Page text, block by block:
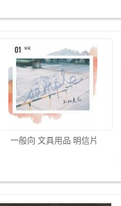
一般向 文具用品 明信片